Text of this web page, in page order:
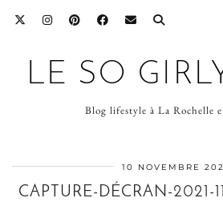
LE SO
Blog lifestyle à La Rochelle
10 NOVEMBRE
CAPTURE-DÉCRAN-2021-